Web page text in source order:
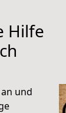
Hilfe
und